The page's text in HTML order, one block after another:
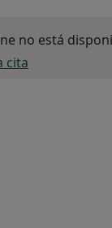
no está
cita